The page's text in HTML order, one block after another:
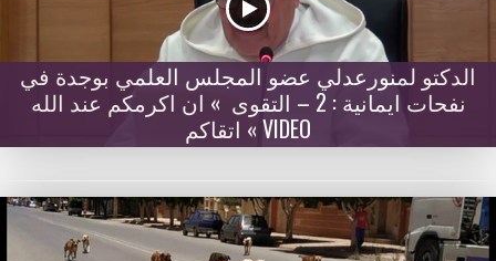
الدكتو لمنورعدلي عضو المجلس العلمي بوجدة في
نفحات ايمانية : 2 – التقوى » ان اكرمكم عند الله
اتقاكم « VIDEO